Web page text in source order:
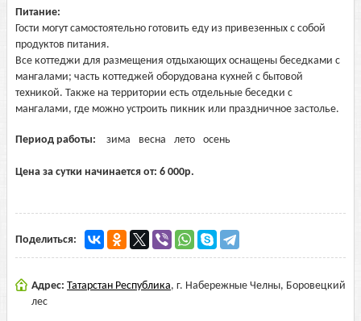
Питание:
Гости могут самостоятельно готовить еду из привезенных с собой
продуктов питания.
Все коттеджи для размещения отдыхающих оснащены беседками с
мангалами; часть коттеджей оборудована кухней с бытовой
техникой. Также на территории есть отдельные беседки с
мангалами, где можно устроить пикник или праздничное застолье.
Период работы: зима весна лето осень
Цена за сутки начинается от: 6 000р.
Поделиться:
Адрес: Татарстан Республика, г. Набережные Челны, Боровецкий
лес